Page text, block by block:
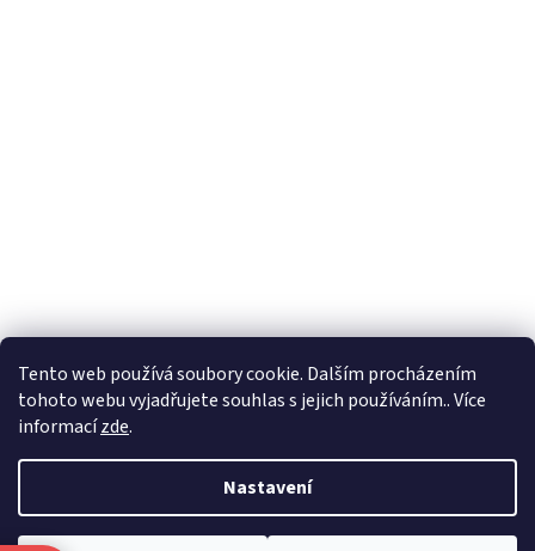
Tento web používá soubory cookie. Dalším procházením
tohoto webu vyjadřujete souhlas s jejich používáním.. Více
informacízde.
Nastavení
Vytvořil Shoptet
Copyright 2026Zlatnictví Masaříkovi. Všechna práva vyhrazena.